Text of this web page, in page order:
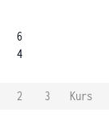
6
4
2 3
Kurs